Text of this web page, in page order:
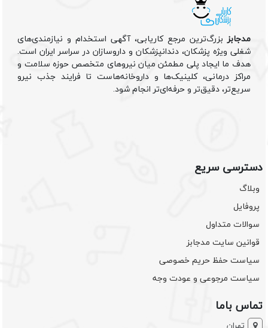
مدجابزبزرگ‌ترین مرجع کاریابی، آگهی استخدام و نیازمندی‌های
شغلی ویژه پزشکان، دندانپزشکان و داروسازان در سراسر ایران است.
هدف ما ایجاد پلی مطمئن میان نیروهای متخصص حوزه سلامت و
مراکز درمانی، کلینیک‌ها و داروخانه‌هاست تا فرایند جذب نیرو
سریع‌تر، دقیق‌تر و حرفه‌ای‌تر انجام شود.
دسترسی سریع
وبلاگ
پروفایل
سوالات متداول
قوانین سایت مدجابز
سیاست حفظ حریم خصوصی
سیاست مرجوعی و عودت وجه
تماس باما